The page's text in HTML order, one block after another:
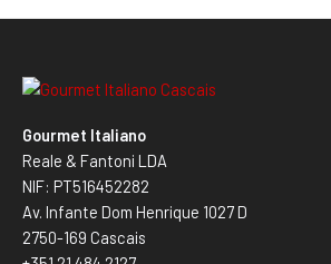
Gourmet Italiano
Reale & Fantoni LDA
NIF: PT516452282
Av. Infante Dom Henrique 1027 D
2750-169 Cascais